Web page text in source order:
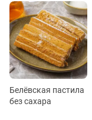
Белёвская пастила
без сахара